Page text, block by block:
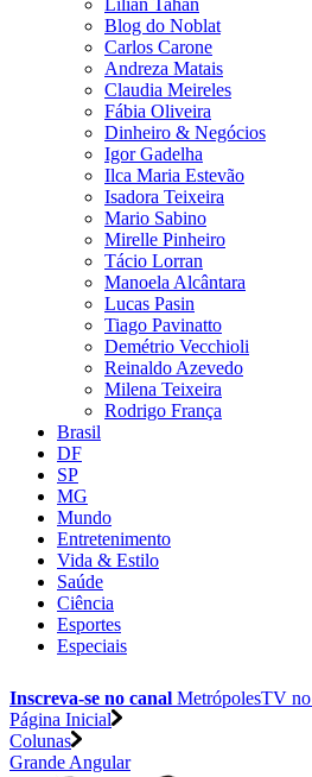
Lilian Tahan
Blog do Noblat
Carlos Carone
Andreza Matais
Claudia Meireles
Fábia Oliveira
Dinheiro & Negócios
Igor Gadelha
Ilca Maria Estevão
Isadora Teixeira
Mario Sabino
Mirelle Pinheiro
Tácio Lorran
Manoela Alcântara
Lucas Pasin
Tiago Pavinatto
Demétrio Vecchioli
Reinaldo Azevedo
Milena Teixeira
Rodrigo França
Brasil
DF
SP
MG
Mundo
Entretenimento
Vida & Estilo
Saúde
Ciência
Esportes
Especiais
Inscreva-se no canal MetrópolesTV no
Página Inicial
Colunas
Grande Angular